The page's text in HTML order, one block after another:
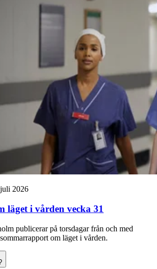
2026
läget i vården vecka 31
publicerar på torsdagar från och med
om läget i vården.